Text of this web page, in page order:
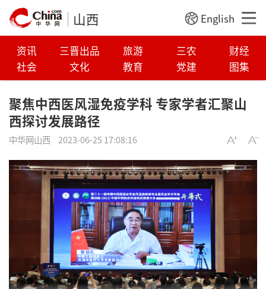
山西 English
资讯 三晋出品 旅游 三农
财经
社会
文化 教育 党建 图集
聚焦中西医风湿免疫学科 专家学者汇聚山
西探讨发展路径
中华网山西 2023-06-25 17:08:16